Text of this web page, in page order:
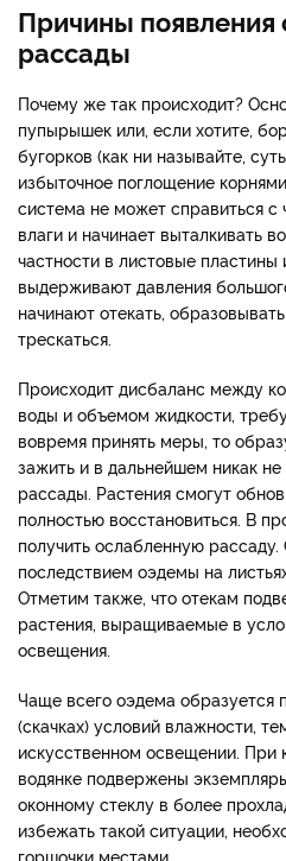
Причины появления
рассады
Почему же так происходит?
пупырышек или, если хотите,
бугорков (как ни называйте,
избыточное поглощение
система не может справиться
влаги и начинает выталкивать
частности в листовые пластины
выдерживают давления
начинают отекать,
трескаться.
Происходит дисбаланс между
воды и объемом жидкости,
вовремя принять меры, то
зажить и в дальнейшем никак
рассады. Растения смогут
полностью восстановиться. В
получить ослабленную
последствием оэдемы на
Отметим также, что отекам
растения, выращиваемые в
освещения.
Чаще всего оэдема образуется
(скачках) условий влажности,
искусственном освещении.
водянке подвержены
оконному стеклу в более
избежать такой ситуации,
горшочки местами.